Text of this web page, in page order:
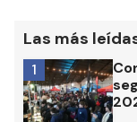
Las más
1